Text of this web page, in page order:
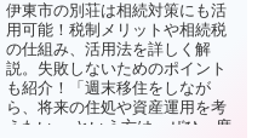
伊東市の別荘は相続対策にも活
用可能！税制メリットや相続税
の仕組み、活用法を詳しく解
説。失敗しないためのポイント
も紹介！「週末移住をしなが
ら、将来の住処や資産運用を考
えたい」 という方は、ぜひ一度